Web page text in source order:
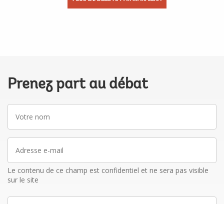
Prenez part au débat
nom
mail
Le contenu de ce champ est confidentiel et ne sera pas visible
sur le site